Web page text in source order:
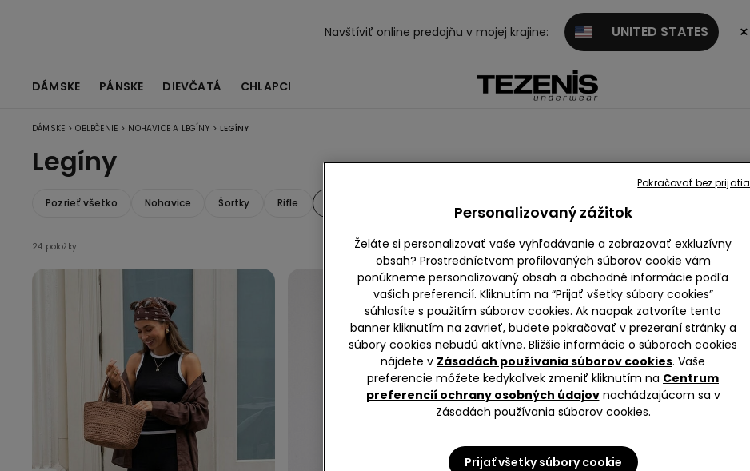
Navštíviť online predajňu v mojej krajine: UNITED STATES ×
DÁMSKE PÁNSKE DIEVČATÁ CHLAPCI
DÁMSKE > OBLEČENIE > NOHAVICE A LEGÍNY > LEGÍNY
Legíny
Pozrieť všetko Nohavice Šortky Rifle
24 položky
Personalizovaný zážitok
Želáte si personalizovať vaše vyhľadávanie a zobrazovať exkluzívny
obsah? Prostredníctvom profilovaných súborov cookie vám
ponúkneme personalizovaný obsah a obchodné informácie podľa
vašich preferencií. Kliknutím na “Prijať všetky súbory cookies”
súhlasíte s použitím súborov cookies. Ak naopak zatvoríte tento
banner kliknutím na zavrieť, budete pokračovať v prezeraní stránky a
súbory cookies nebudú aktívne. Bližšie informácie o súboroch cookies
nájdete v Zásadách používania súborov cookies. Vaše
preferencie môžete kedykoľvek zmeniť kliknutím na Centrum
preferencií ochrany osobných údajovnachádzajúcom sa v
Zásadách používania súborov cookies.
Prijať všetky súbory cookie
Pokračovať bez prijatia